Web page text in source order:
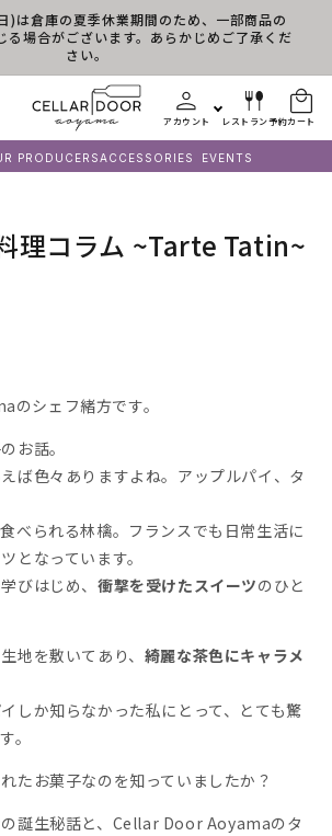
は倉庫の夏季休業期間のため、一部商品の
る場合がございます。あらかじめご了承くだ
さい。
アカウント レストラン予約カート
PRODUCERSACCESSORIES EVENTS
理コラム ~Tarte Tatin~
シェフ緒方です。
お話。
ば色々ありますよね。アップルパイ、タ
べられる林檎。フランスでも日常生活に
となっています。
びはじめ、衝撃を受けたスイーツのひと
地を敷いてあり、 綺麗な茶色にキャラメ
しか知らなかった私にとって、とても驚
。
たお菓子なのを知っていましたか？
誕生秘話と、Cellar Door Aoyamaのタ